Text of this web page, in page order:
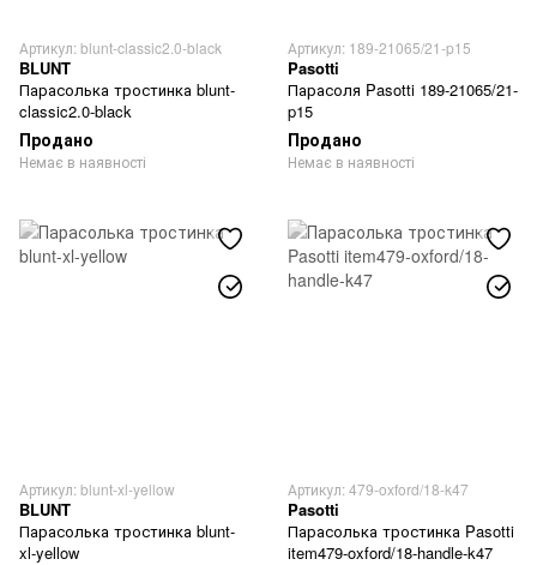
Артикул: blunt-classic2.0-black
BLUNT
Парасолька тростинка blunt-
classic2.0-black
Продано
Немає в наявності
Артикул: 189-21065/21-p15
Pasotti
Парасоля Pasotti 189-21065/21-
p15
Продано
Немає в наявності
Артикул: blunt-xl-yellow
BLUNT
Парасолька тростинка blunt-
xl-yellow
Артикул: 479-oxford/18-k47
Pasotti
Парасолька тростинка Pasotti
item479-oxford/18-handle-k47